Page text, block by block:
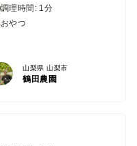
調理時間: 1分
おやつ
山梨県 山梨市
鶴田農園